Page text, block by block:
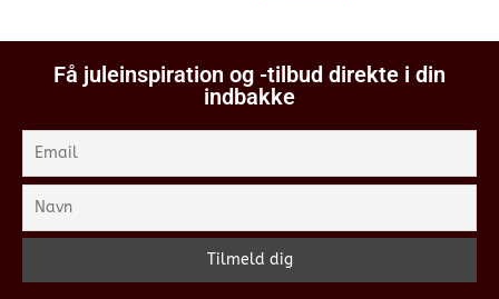
Få juleinspiration og -tilbud direkte i din
indbakke